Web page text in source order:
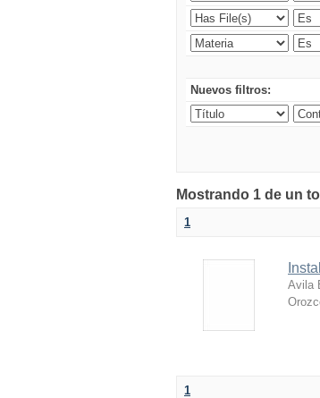
Nuevos filtros:
Mostrando 1 de un
1
Avila
1